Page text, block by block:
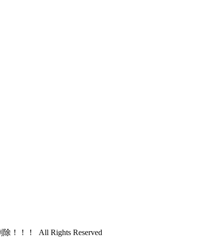
！！！ All Rights Reserved